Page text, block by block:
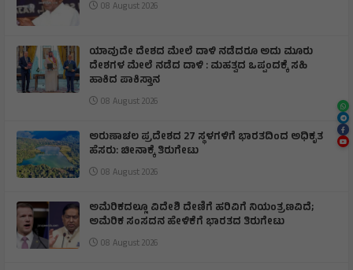
08 August 2026
ಯಾವುದೇ ದೇಶದ ಮೇಲೆ ದಾಳಿ ನಡೆದರೂ ಅದು ಮೂರು
ದೇಶಗಳ ಮೇಲೆ ನಡೆದ ದಾಳಿ : ಮಹತ್ವದ ಒಪ್ಪಂದಕ್ಕೆ ಸಹಿ
ಹಾಕಿದ ಪಾಕಿಸ್ತಾನ
08 August 2026
ಅರುಣಾಚಲ ಪ್ರದೇಶದ 27 ಸ್ಥಳಗಳಿಗೆ ಭಾರತದಿಂದ ಅಧಿಕೃತ
ಹೆಸರು: ಚೀನಾಕ್ಕೆ ತಿರುಗೇಟು
08 August 2026
ಅಮೆರಿಕದಲ್ಲೂ ವಿದೇಶಿ ದೇಣಿಗೆ ಹರಿವಿಗೆ ನಿಯಂತ್ರಣವಿದೆ;
ಅಮೆರಿಕ ಸಂಸದನ ಹೇಳಿಕೆಗೆ ಭಾರತದ ತಿರುಗೇಟು
08 August 2026